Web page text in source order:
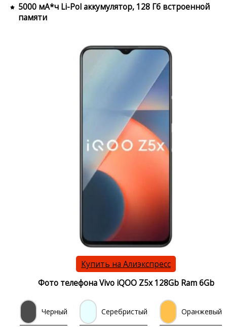
5000 мА*ч Li-Pol аккумулятор, 128 Гб встроенной
памяти
Купить на Алиэкспресс
Фото телефона Vivo iQOO Z5x 128Gb Ram 6Gb
Черный Серебристый Оранжевый